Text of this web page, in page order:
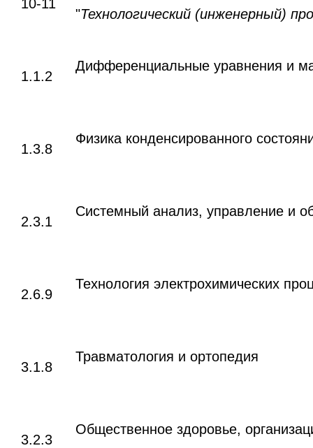
10-11
"Технологический (инженерный)
1.1.2
Дифференциальные уравнения и
1.3.8
Физика конденсированного
2.3.1
Системный анализ, управление и
2.6.9
Технология электрохимических
3.1.8
Травматология и ортопедия
3.2.3
Общественное здоровье,